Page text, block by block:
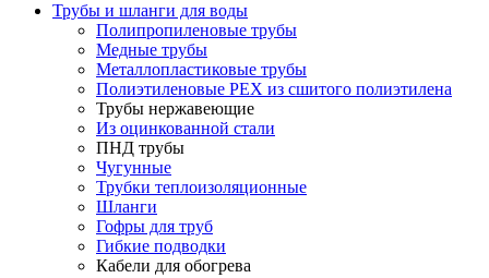
Трубы и шланги для воды
Полипропиленовые трубы
Медные трубы
Металлопластиковые трубы
Полиэтиленовые PEX из сшитого полиэтилена
Трубы нержавеющие
Из оцинкованной стали
ПНД трубы
Чугунные
Трубки теплоизоляционные
Шланги
Гофры для труб
Гибкие подводки
Кабели для обогрева